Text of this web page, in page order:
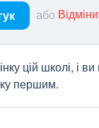
або
цій школі, і
першим.